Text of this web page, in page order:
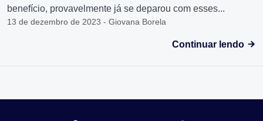
benefício, provavelmente já se deparou com esses...
13 de dezembro de 2023 - Giovana Borela
Continuar lendo